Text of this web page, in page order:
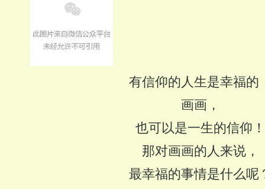
有信仰的人生是幸福的
画画，
也可以是一生的信仰！
那对画画的人来说，
最幸福的事情是什么呢